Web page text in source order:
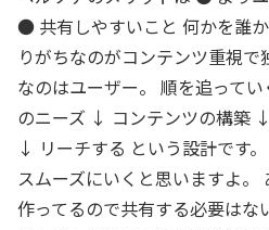
● 共有しやすいこと 何かを誰
りがちなのがコンテンツ重視
なのはユーザー。 順を追って
のニーズ ↓ コンテンツの構築
↓ リーチする という設計です
スムーズにいくと思いますよ
作ってるので共有する必要はな